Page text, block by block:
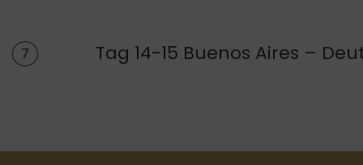
7 Tag 14-15 Buenos Aires –